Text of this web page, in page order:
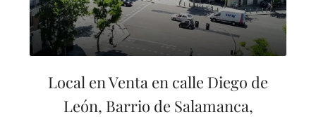
Local en Venta en calle Diego de
León, Barrio de Salamanca,